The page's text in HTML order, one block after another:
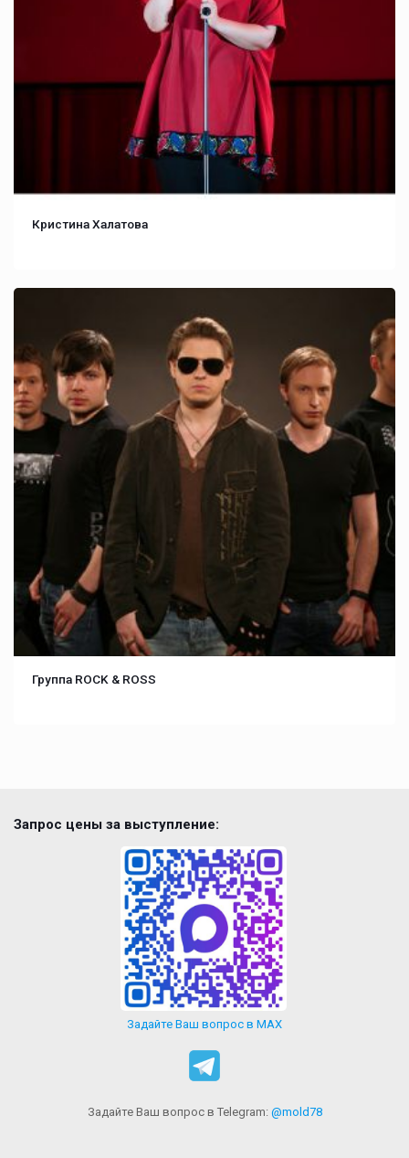
Кристина Халатова
Группа ROCK & ROSS
Запрос цены за выступление:
Задайте Ваш вопрос в MAX
Задайте Ваш вопрос в Telegram: @mold78